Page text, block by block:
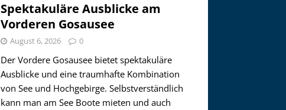
Spektakuläre Ausblicke am
Vorderen Gosausee
August 6, 2026 0
Der Vordere Gosausee bietet spektakuläre
Ausblicke und eine traumhafte Kombination
von See und Hochgebirge. Selbstverständlich
kann man am See Boote mieten und auch